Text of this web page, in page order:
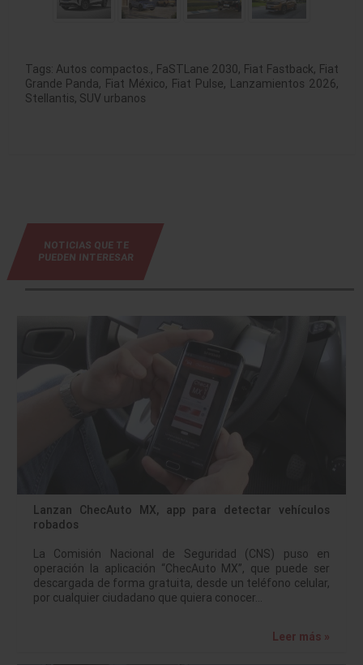
Tags: Autos compactos., FaSTLane 2030, Fiat Fastback, Fiat
Grande Panda, Fiat México, Fiat Pulse, Lanzamientos 2026,
Stellantis, SUV urbanos
NOTICIAS QUE TE
PUEDEN INTERESAR
Lanzan ChecAuto MX, app para detectar vehículos
robados
La Comisión Nacional de Seguridad (CNS) puso en
operación la aplicación “ChecAuto MX”, que puede ser
descargada de forma gratuita, desde un teléfono celular,
por cualquier ciudadano que quiera conocer…
Leer más »